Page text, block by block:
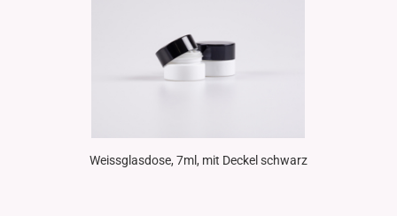
Weissglasdose, 7ml, mit Deckel schwarz